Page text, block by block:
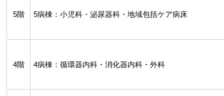
5階 5病棟：小児科・泌尿器科・地域包括ケア病床
4階 4病棟：循環器内科・消化器内科・外科